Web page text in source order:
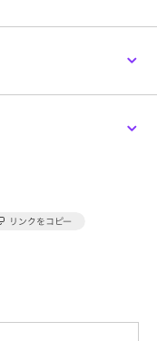
練された印象へ導く一